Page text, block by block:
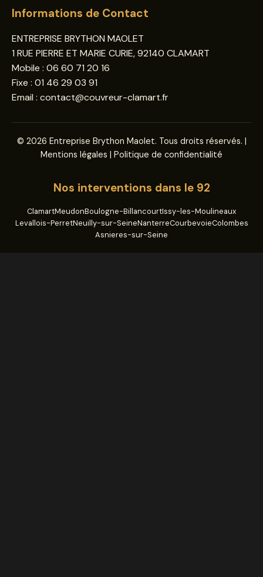
Informations de Contact
ENTREPRISE BRYTHON MAOLET
1 RUE PIERRE ET MARIE CURIE, 92140 CLAMART
Mobile : 06 60 71 20 16
Fixe : 01 46 29 03 91
Email : contact@couvreur-clamart.fr
© 2026 Entreprise Brython Maolet. Tous droits réservés. |
Mentions légales
Politique de confidentialité
Nos interventions dans le 92
ClamartMeudonBoulogne-BillancourtIssy-les-Moulineaux
Levallois-PerretNeuilly-sur-SeineNanterreCourbevoieColombes
Asnieres-sur-Seine